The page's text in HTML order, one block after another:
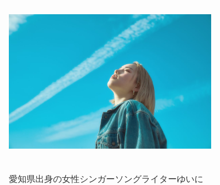
愛知県出身の女性シンガーソングライターゆいに